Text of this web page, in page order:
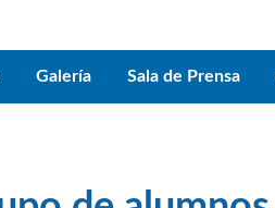
Galería Sala de Prensa